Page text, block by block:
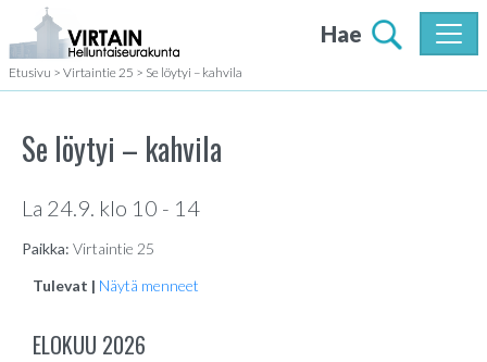
Hae
Etusivu > Virtaintie 25 > Se löytyi – kahvila
Se löytyi – kahvila
La 24.9. klo 10 - 14
Paikka: Virtaintie 25
Tulevat | Näytä menneet
ELOKUU 2026